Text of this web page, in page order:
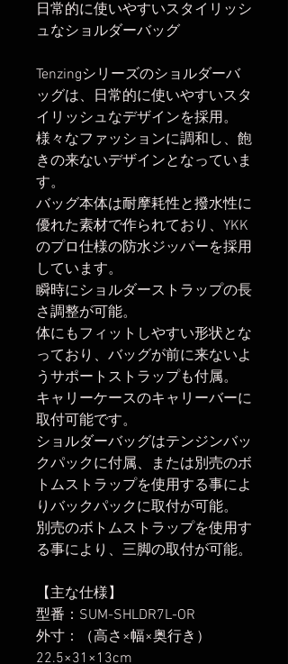
日常的に使いやすいスタイリッシ
ュなショルダーバッグ
Tenzingシリーズのショルダーバ
ッグは、日常的に使いやすいスタ
イリッシュなデザインを採用。
様々なファッションに調和し、飽
きの来ないデザインとなっていま
す。
バッグ本体は耐摩耗性と撥水性に
優れた素材で作られており、YKK
のプロ仕様の防水ジッパーを採用
しています。
瞬時にショルダーストラップの長
さ調整が可能。
体にもフィットしやすい形状とな
っており、バッグが前に来ないよ
うサポートストラップも付属。
キャリーケースのキャリーバーに
取付可能です。
ショルダーバッグはテンジンバッ
クパックに付属、または別売のボ
トムストラップを使用する事によ
りバックパックに取付が可能。
別売のボトムストラップを使用す
る事により、三脚の取付が可能。
【主な仕様】
型番：SUM-SHLDR7L-OR
外寸：（高さ×幅×奥行き）
22.5×31×13cm